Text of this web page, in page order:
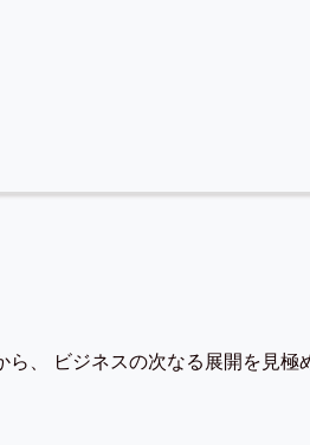
、 ビジネスの次なる展開を見